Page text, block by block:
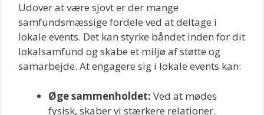
Udover at være sjovt er der mange
samfundsmæssige fordele ved at deltage i
lokale events. Det kan styrke båndet inden for dit
lokalsamfund og skabe et miljø af støtte og
samarbejde. At engagere sig i lokale events kan:
Øge sammenholdet: Ved at mødes
fysisk, skaber vi stærkere relationer.